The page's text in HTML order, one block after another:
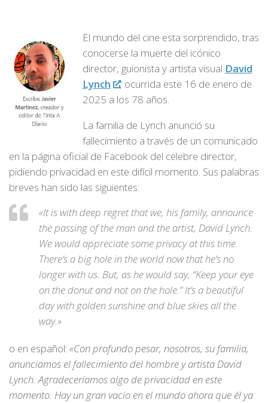
El mundo del cine esta sorprendido, tras
conocerse la muerte del icónico
director, guionista y artista visual David
Lynch
, ocurrida este 16 de enero de
2025 a los 78 años.
La familia de Lynch anunció su
fallecimiento a través de un comunicado
en la página oficial de Facebook del celebre director,
pidiendo privacidad en este difícil momento. Sus palabras
breves han sido las siguientes:
«It is with deep regret that we, his family, announce
the passing of the man and the artist, David Lynch.
We would appreciate some privacy at this time.
There’s a big hole in the world now that he’s no
longer with us. But, as he would say, “Keep your eye
on the donut and not on the hole.”It’s a beautiful
day with golden sunshine and blue skies all the
way.»
o en español: «Con profundo pesar, nosotros, su familia,
anunciamos el fallecimiento del hombre y artista David
Lynch. Agradeceríamos algo de privacidad en este
momento. Hay un gran vacío en el mundo ahora que él ya